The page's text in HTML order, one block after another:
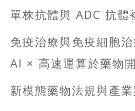
單株抗體與 ADC 抗體
免疫治療與免疫細胞
AI × 高速運算於藥物
新模態藥物法規與產